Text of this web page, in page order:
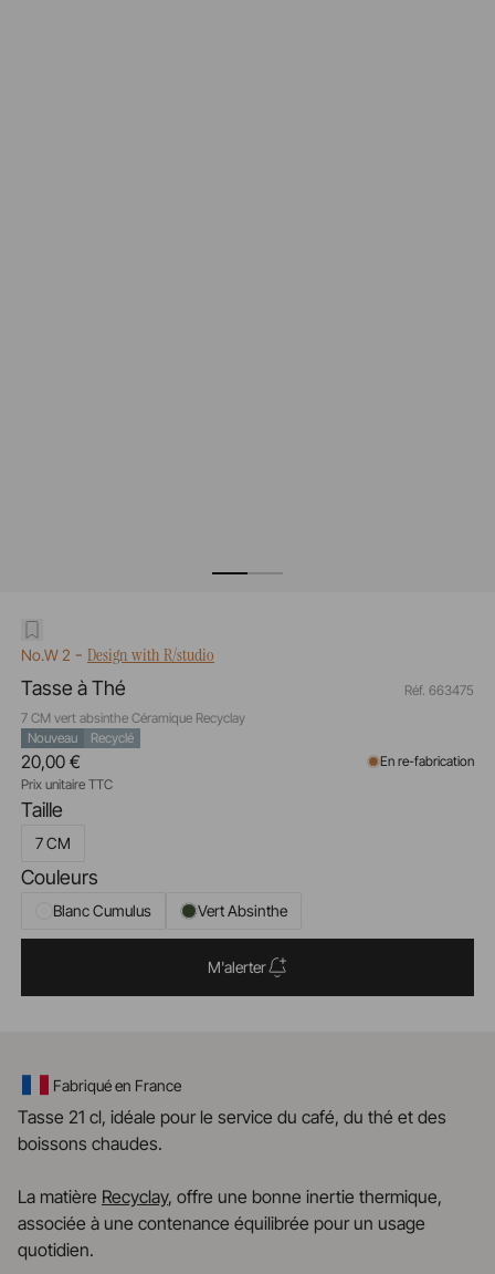
No.W 2 - Design with R/studio
Tasse à Thé
7 CM vert absinthe Céramique Recyclay
Réf. 663475
Taille
7 CM
Couleurs
Blanc Cumulus Vert Absinthe
Nouveau Recyclé
20,00 €
Prix unitaire TTC
En re-fabrication
M'alerter
Fabriqué en France
Tasse 21 cl, idéale pour le service du café, du thé et des
boissons chaudes.
La matière Recyclay, offre une bonne inertie thermique,
associée à une contenance équilibrée pour un usage
quotidien.